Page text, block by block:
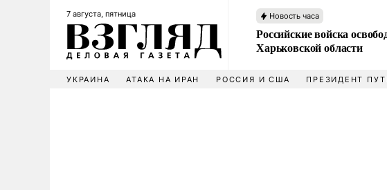
7 августа, пятница Новость часа
Российские войска
Харьковской области
УКРАИНА АТАКА НА ИРАН РОССИЯ И США ПРЕЗИДЕНТ